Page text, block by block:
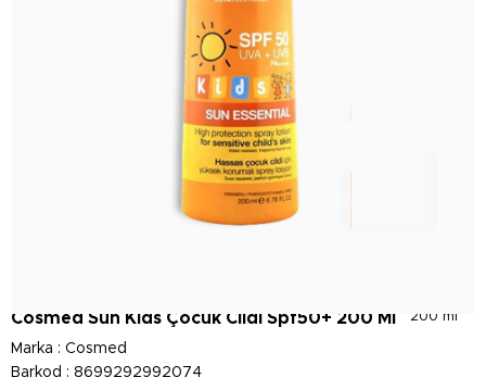
200 ml
Cosmed Sun Kids Çocuk Cildi Spf50+ 200 Ml
Marka : Cosmed
Barkod : 8699292992074